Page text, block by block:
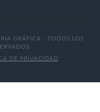
GRÁFICA - TODOS LOS
DE PRIVACIDAD